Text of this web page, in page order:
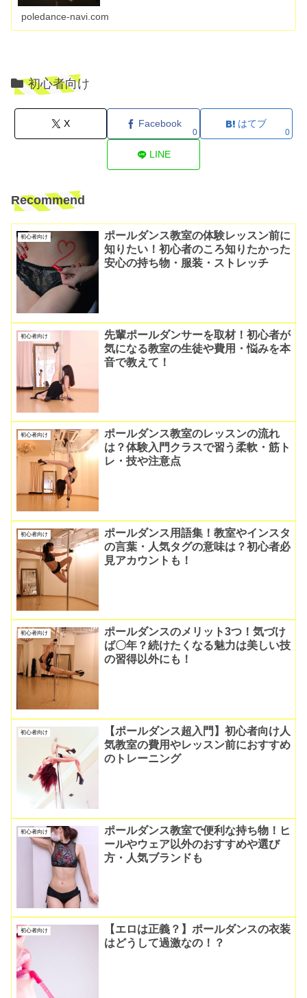
poledance-navi.com
初心者向け
X Facebook
0
はてブ
0
LINE
Recommend
初心者向け
ポールダンス教室の体験レッスン前に
知りたい！初心者のころ知りたかった
安心の持ち物・服装・ストレッチ
初心者向け
先輩ポールダンサーを取材！初心者が
気になる教室の生徒や費用・悩みを本
音で教えて！
初心者向け
ポールダンス教室のレッスンの流れ
は？体験入門クラスで習う柔軟・筋ト
レ・技や注意点
初心者向け
ポールダンス用語集！教室やインスタ
の言葉・人気タグの意味は？初心者必
見アカウントも！
初心者向け
ポールダンスのメリット3つ！気づけ
ば〇年？続けたくなる魅力は美しい技
の習得以外にも！
初心者向け
【ポールダンス超入門】初心者向け人
気教室の費用やレッスン前におすすめ
のトレーニング
初心者向け
ポールダンス教室で便利な持ち物！ヒ
ールやウェア以外のおすすめや選び
方・人気ブランドも
初心者向け
【エロは正義？】ポールダンスの衣装
はどうして過激なの！？